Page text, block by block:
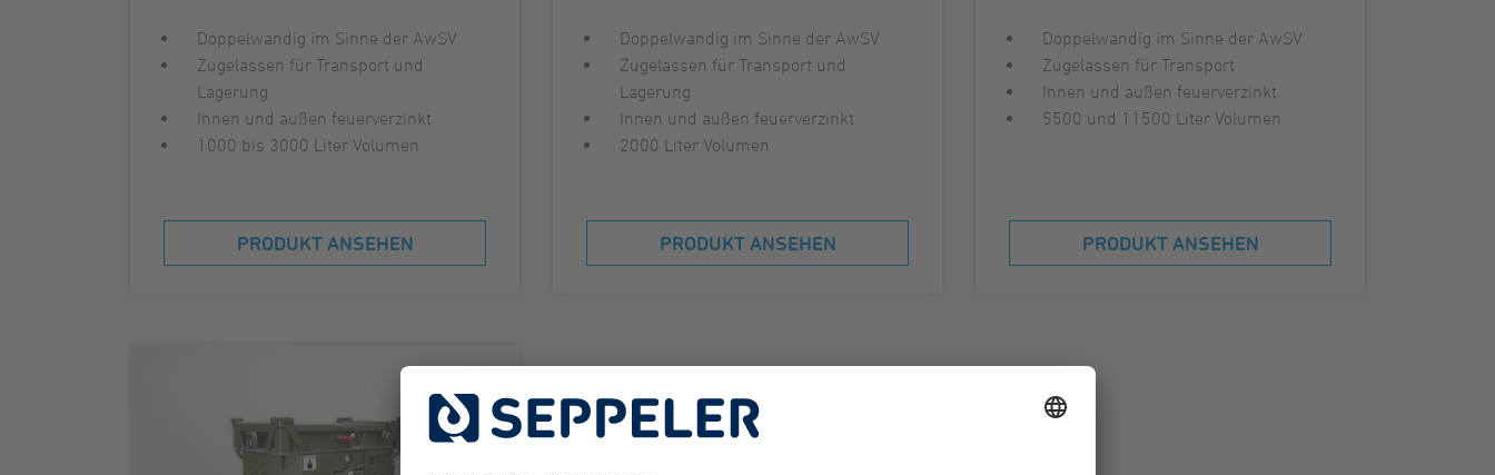
Doppelwandig im Sinne der AwSV
Zugelassen für Transport und
Lagerung
Innen und außen feuerverzinkt
1000 bis 3000 Liter Volumen
PRODUKT ANSEHEN
Doppelwandig im Sinne der AwSV
Zugelassen für Transport und
Lagerung
Innen und außen feuerverzinkt
2000 Liter Volumen
PRODUKT ANSEHEN
Doppelwandig im Sinne der AwSV
Zugelassen für Transport
Innen und außen feuerverzinkt
5500 und 11500 Liter Volumen
PRODUKT ANSEHEN